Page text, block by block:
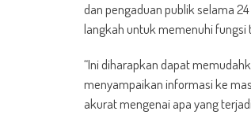
dan pengaduan publik selama
langkah untuk memenuhi fungsi
“Ini diharapkan dapat
menyampaikan informasi ke
akurat mengenai apa yang